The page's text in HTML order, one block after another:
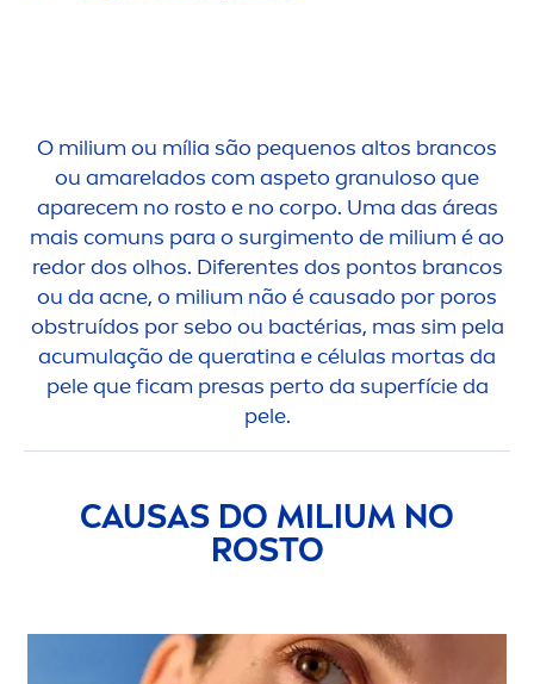
O milium ou mília são pequenos altos brancos
ou amarelados com aspeto granuloso que
aparecem no rosto e no corpo. Uma das áreas
mais comuns para o surgimento de milium é ao
redor dos olhos. Diferentes dos pontos brancos
ou da acne, o milium não é causado por poros
obstruídos por sebo ou bactérias, mas sim pela
acumulação de queratina e células mortas da
pele que ficam presas perto da superfície da
pele.
CAUSAS DO MILIUM NO
ROSTO